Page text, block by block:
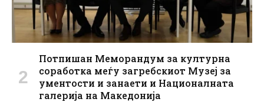
Потпишан Меморандум за културна
соработка меѓу загребскиот Музеј за
ументости и занаети и Националната
галерија на Македонија